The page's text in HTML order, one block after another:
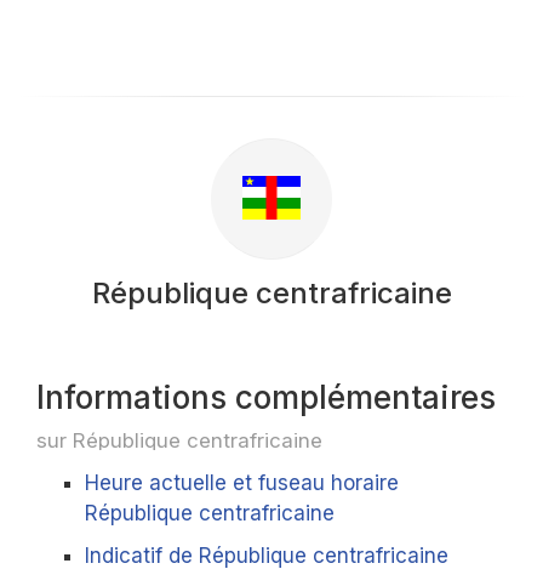
République centrafricaine
Informations complémentaires
sur République centrafricaine
Heure actuelle et fuseau horaire
République centrafricaine
Indicatif de République centrafricaine